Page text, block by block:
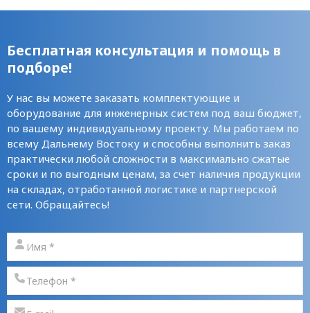
Бесплатная консультация и помощь в
подборе!
У нас вы можете заказать комплектующие и
оборудование для инженерных систем под ваш бюджет,
по вашему индивидуальному проекту. Мы работаем по
всему Дальнему Востоку и способны выполнить заказ
практически любой сложности в максимально сжатые
сроки и по выгодным ценам, за счет наличия продукции
на складах, отработанной логистике и партнерской
сети. Обращайтесь!